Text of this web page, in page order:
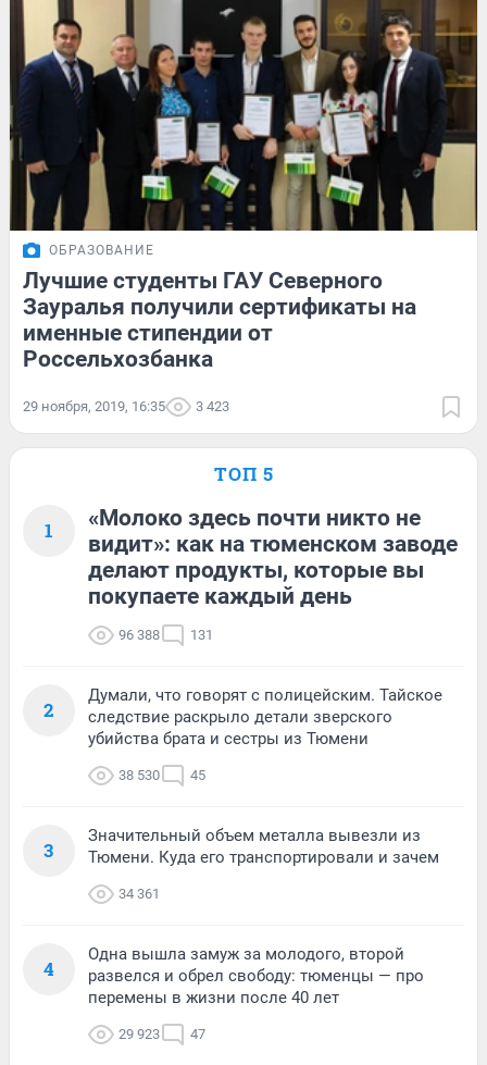
ОБРАЗОВАНИЕ
Лучшие студенты ГАУ Северного
Зауралья получили сертификаты на
именные стипендии от
Россельхозбанка
29 ноября, 2019, 16:35 3 423
ТОП 5
1
«Молоко здесь почти никто не
видит»: как на тюменском заводе
делают продукты, которые вы
покупаете каждый день
96 388 131
2
Думали, что говорят с полицейским. Тайское
следствие раскрыло детали зверского
убийства брата и сестры из Тюмени
38 530 45
3
Значительный объем металла вывезли из
Тюмени. Куда его транспортировали и зачем
34 361
4
Одна вышла замуж за молодого, второй
развелся и обрел свободу: тюменцы — про
перемены в жизни после 40 лет
29 923 47